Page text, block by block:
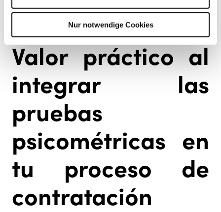
Nur notwendige Cookies
otros aspectos como la experiencia, formación y
habilidades blandas también son importantes.
Valor práctico al
integrar las
pruebas
psicométricas en
tu proceso de
contratación